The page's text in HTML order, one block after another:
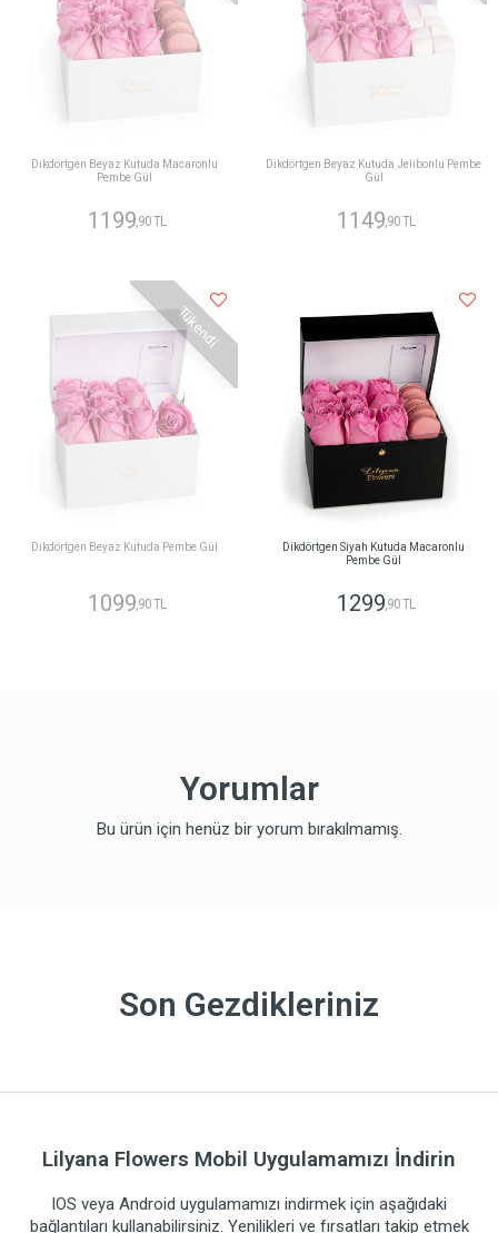
Dikdörtgen Beyaz Kutuda Macaronlu
Pembe Gül
1199 ,90 TL
Dikdörtgen Beyaz Kutuda Jelibonlu Pembe
Gül
1149 ,90 TL
Tükendi
Dikdörtgen Beyaz Kutuda Pembe Gül
1099,90 TL
Dikdörtgen Siyah Kutuda Macaronlu
Pembe Gül
1299,90 TL
Yorumlar
Bu ürün için henüz bir yorum bırakılmamış.
Son Gezdikleriniz
Lilyana Flowers Mobil Uygulamamızı İndirin
IOS veya Android uygulamamızı indirmek için aşağıdaki
bağlantıları kullanabilirsiniz. Yenilikleri ve fırsatları takip etmek